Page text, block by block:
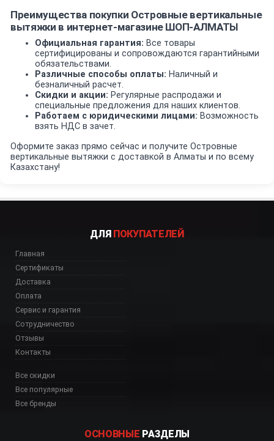
Преимущества покупки Островные вертикальные
вытяжки в интернет-магазине ШОП-АЛМАТЫ
Официальная гарантия: Все товары
сертифицированы и сопровождаются гарантийными
обязательствами.
Различные способы оплаты: Наличный и
безналичный расчет.
Скидки и акции: Регулярные распродажи и
специальные предложения для наших клиентов.
Работаем с юридическими лицами: Возможность
взять НДС в зачет.
Оформите заказ прямо сейчас и получите Островные
вертикальные вытяжки с доставкой в Алматы и по всему
Казахстану!
ДЛЯ ПОКУПАТЕЛЕЙ
Главная
Сертификаты
Доставка
Оплата
Сервис и гарантия
Сотрудничество
Отзывы
Контакты
Все скидки
Все популярные
Все бренды
ОСНОВНЫЕ РАЗДЕЛЫ